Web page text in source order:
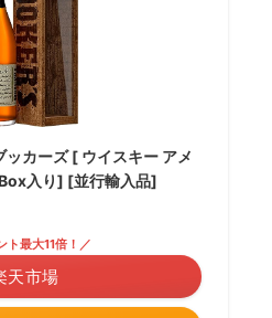
カーズ [ ウイスキー アメ
入り] [並行輸入品]
ト最大11倍！／
天市場